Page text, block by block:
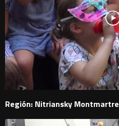
Región: Nitriansky Montmartre